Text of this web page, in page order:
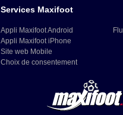
Services Maxifoot
Appli Maxifoot Android
Appli Maxifoot iPhone
Site web Mobile
Choix de consentement